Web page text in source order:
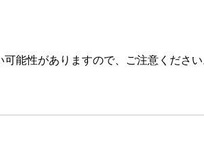
能性がありますので、ご注意ください